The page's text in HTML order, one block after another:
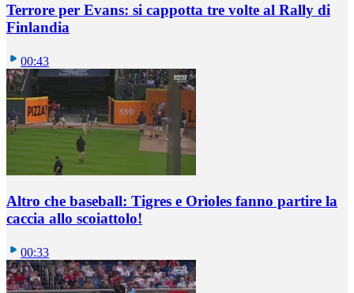
Terrore per Evans: si cappotta tre volte al Rally di
Finlandia
00:43
Altro che baseball: Tigres e Orioles fanno partire la
caccia allo scoiattolo!
00:33